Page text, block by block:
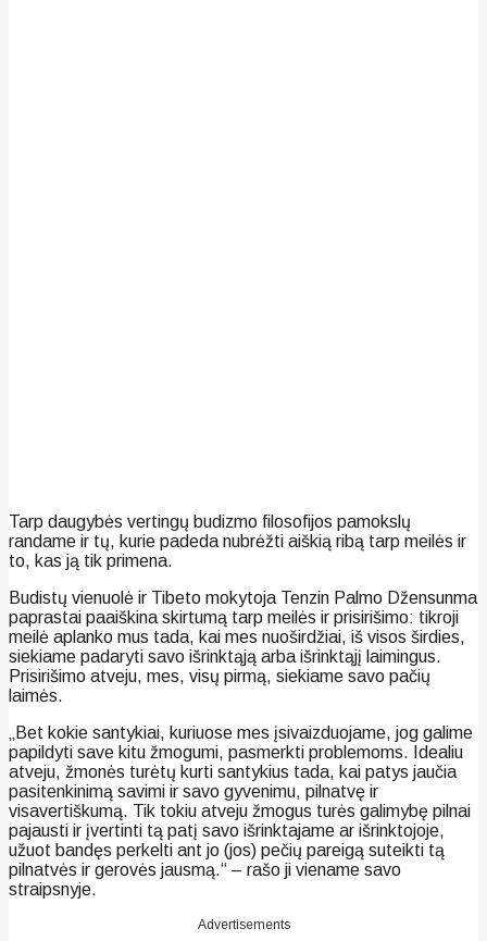
Tarp daugybės vertingų budizmo filosofijos pamokslų
randame ir tų, kurie padeda nubrėžti aiškią ribą tarp meilės ir
to, kas ją tik primena.
Budistų vienuolė ir Tibeto mokytoja Tenzin Palmo Džensunma
paprastai paaiškina skirtumą tarp meilės ir prisirišimo: tikroji
meilė aplanko mus tada, kai mes nuoširdžiai, iš visos širdies,
siekiame padaryti savo išrinktąją arba išrinktąjį laimingus.
Prisirišimo atveju, mes, visų pirmą, siekiame savo pačių
laimės.
„Bet kokie santykiai, kuriuose mes įsivaizduojame, jog galime
papildyti save kitu žmogumi, pasmerkti problemoms. Idealiu
atveju, žmonės turėtų kurti santykius tada, kai patys jaučia
pasitenkinimą savimi ir savo gyvenimu, pilnatvę ir
visavertiškumą. Tik tokiu atveju žmogus turės galimybę pilnai
pajausti ir įvertinti tą patį savo išrinktajame ar išrinktojoje,
užuot bandęs perkelti ant jo (jos) pečių pareigą suteikti tą
pilnatvės ir gerovės jausmą.“ – rašo ji viename savo
straipsnyje.
Advertisements